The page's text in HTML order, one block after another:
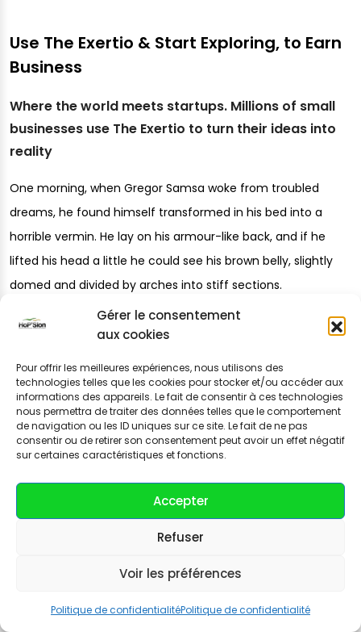
Gérer le consentement
aux cookies
Pour offrir les meilleures expériences, nous utilisons des
technologies telles que les cookies pour stocker et/ou accéder aux
informations des appareils. Le fait de consentir à ces technologies
nous permettra de traiter des données telles que le comportement
de navigation ou les ID uniques sur ce site. Le fait de ne pas
consentir ou de retirer son consentement peut avoir un effet négatif
sur certaines caractéristiques et fonctions.
Accepter
Refuser
Voir les préférences
Politique de confidentialitéPolitique de confidentialité
Use The Exertio & Start Exploring, to Earn
Business
Where the world meets startups. Millions of small
businesses use The Exertio to turn their ideas into
reality
One morning, when Gregor Samsa woke from troubled
dreams, he found himself transformed in his bed into a
horrible vermin. He lay on his armour-like back, and if he
lifted his head a little he could see his brown belly, slightly
domed and divided by arches into stiff sections.
Create Account
Make Profit and Help People to Get Their
Jobs Done
The Exertio WordPress Theme can help you to
create your own platform and just start your
A collection of textile samples lay spread out on the table -
a picture that he had recently cut out of an illustrated
magazine and housed in a nice, gilded frame. It showed a